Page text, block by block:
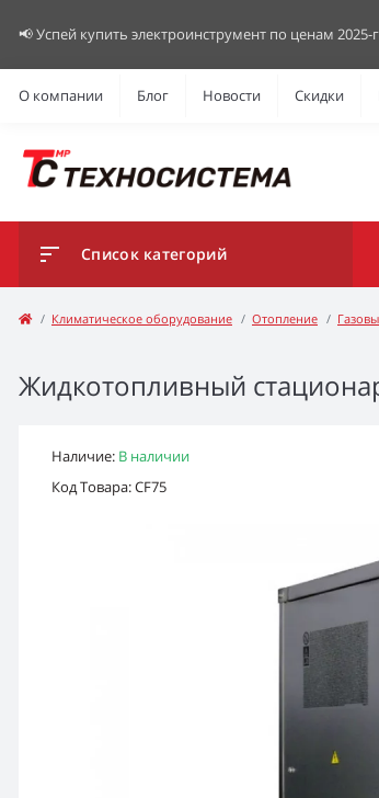
📢 Успей купить электроинструмент по ценам 2025-
О компании Блог Новости Скидки
Список категорий
Климатическое оборудование Отопление
Жидкотопливный
Наличие: В наличии
Код Товара: CF75